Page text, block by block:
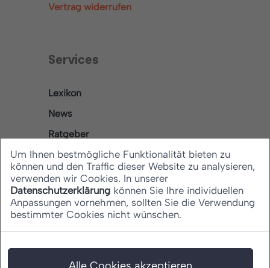
Vertrag widerrufen
Services
Lexikon
News
Ratgeber
Rechtliches
Datenschutz
Impressum
Um Ihnen bestmögliche Funktionalität bieten zu
können und den Traffic dieser Website zu analysieren,
verwenden wir Cookies. In unserer
Datenschutzerklärung können Sie Ihre individuellen
Anpassungen vornehmen, sollten Sie die Verwendung
bestimmter Cookies nicht wünschen.